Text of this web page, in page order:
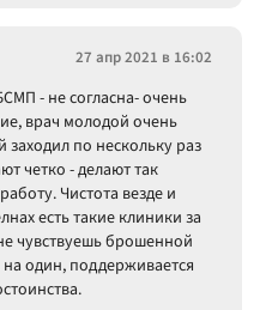
27 апр 2021 в 16:02
- не согласна- очень
врач молодой очень
по нескольку раз
четко - делают так
Чистота везде и
есть такие клиники за
чувствуешь брошенной
один, поддерживается